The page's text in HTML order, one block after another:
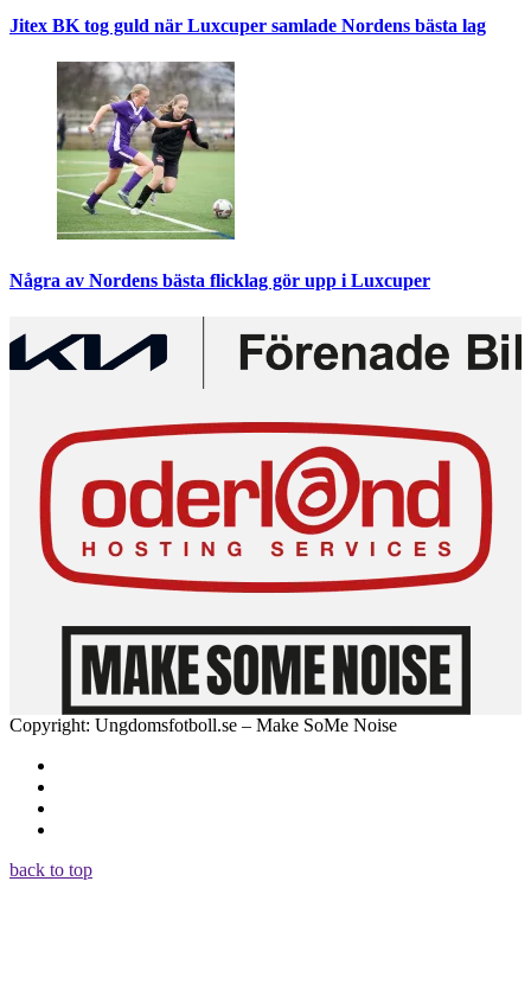
Jitex BK tog guld när Luxcuper samlade Nordens bästa lag
Några av Nordens bästa flicklag gör upp i Luxcuper
Copyright: Ungdomsfotboll.se – Make SoMe Noise
back to top